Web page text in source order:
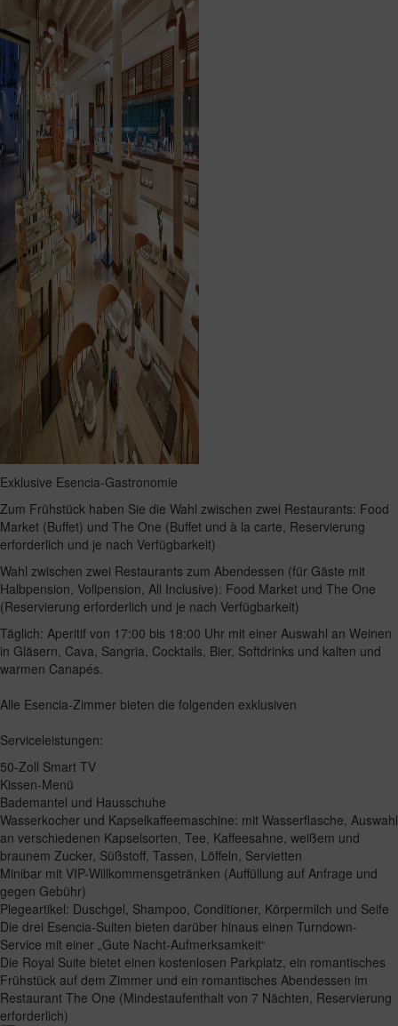
Exklusive Esencia-Gastronomie
Zum Frühstück haben Sie die Wahl zwischen zwei Restaurants: Food
Market (Buffet) und The One (Buffet und à la carte, Reservierung
erforderlich und je nach Verfügbarkeit)
Wahl zwischen zwei Restaurants zum Abendessen (für Gäste mit
Halbpension, Vollpension, All Inclusive): Food Market und The One
(Reservierung erforderlich und je nach Verfügbarkeit)
Täglich: Aperitif von 17:00 bis 18:00 Uhr mit einer Auswahl an Weinen
in Gläsern, Cava, Sangria, Cocktails, Bier, Softdrinks und kalten und
warmen Canapés.
Alle Esencia-Zimmer bieten die folgenden exklusiven
Serviceleistungen:
50-Zoll Smart TV
Kissen-Menü
Bademantel und Hausschuhe
Wasserkocher und Kapselkaffeemaschine: mit Wasserflasche, Auswahl
an verschiedenen Kapselsorten, Tee, Kaffeesahne, weißem und
braunem Zucker, Süßstoff, Tassen, Löffeln, Servietten
Minibar mit VIP-Willkommensgetränken (Auffüllung auf Anfrage und
gegen Gebühr)
Plegeartikel: Duschgel, Shampoo, Conditioner, Körpermilch und Seife
Die drei Esencia-Suiten bieten darüber hinaus einen Turndown-
Service mit einer „Gute Nacht-Aufmerksamkeit“
Die Royal Suite bietet einen kostenlosen Parkplatz, ein romantisches
Frühstück auf dem Zimmer und ein romantisches Abendessen im
Restaurant The One (Mindestaufenthalt von 7 Nächten, Reservierung
erforderlich)